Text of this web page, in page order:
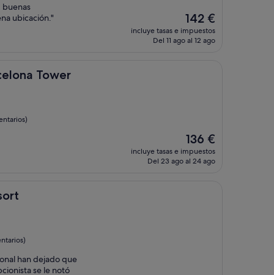
ubicación."
El
precio
actual
142 €
incluye tasas e impuestos
Del 11 ago al 12 ago
Tower
El
precio
actual
136 €
incluye tasas e impuestos
Del 23 ago al 24 ago
han dejado que
se le notó